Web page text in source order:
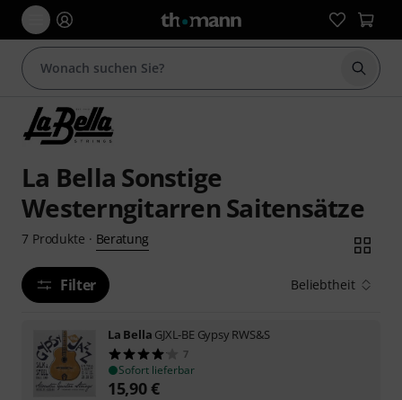
Suche
La Bella Sonstige
Westerngitarren Saitensätze
7 Produkte · Beratung
Filter Beliebtheit
La Bella GJXL-BE Gypsy RWS&S
7
Sofort lieferbar
15,90€